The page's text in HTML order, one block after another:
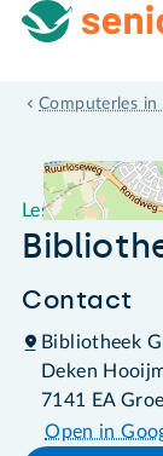
Computerles in
Leslocatie
Leslocatie
Contact
Bibliotheek
Deken
7141 EA
Open in